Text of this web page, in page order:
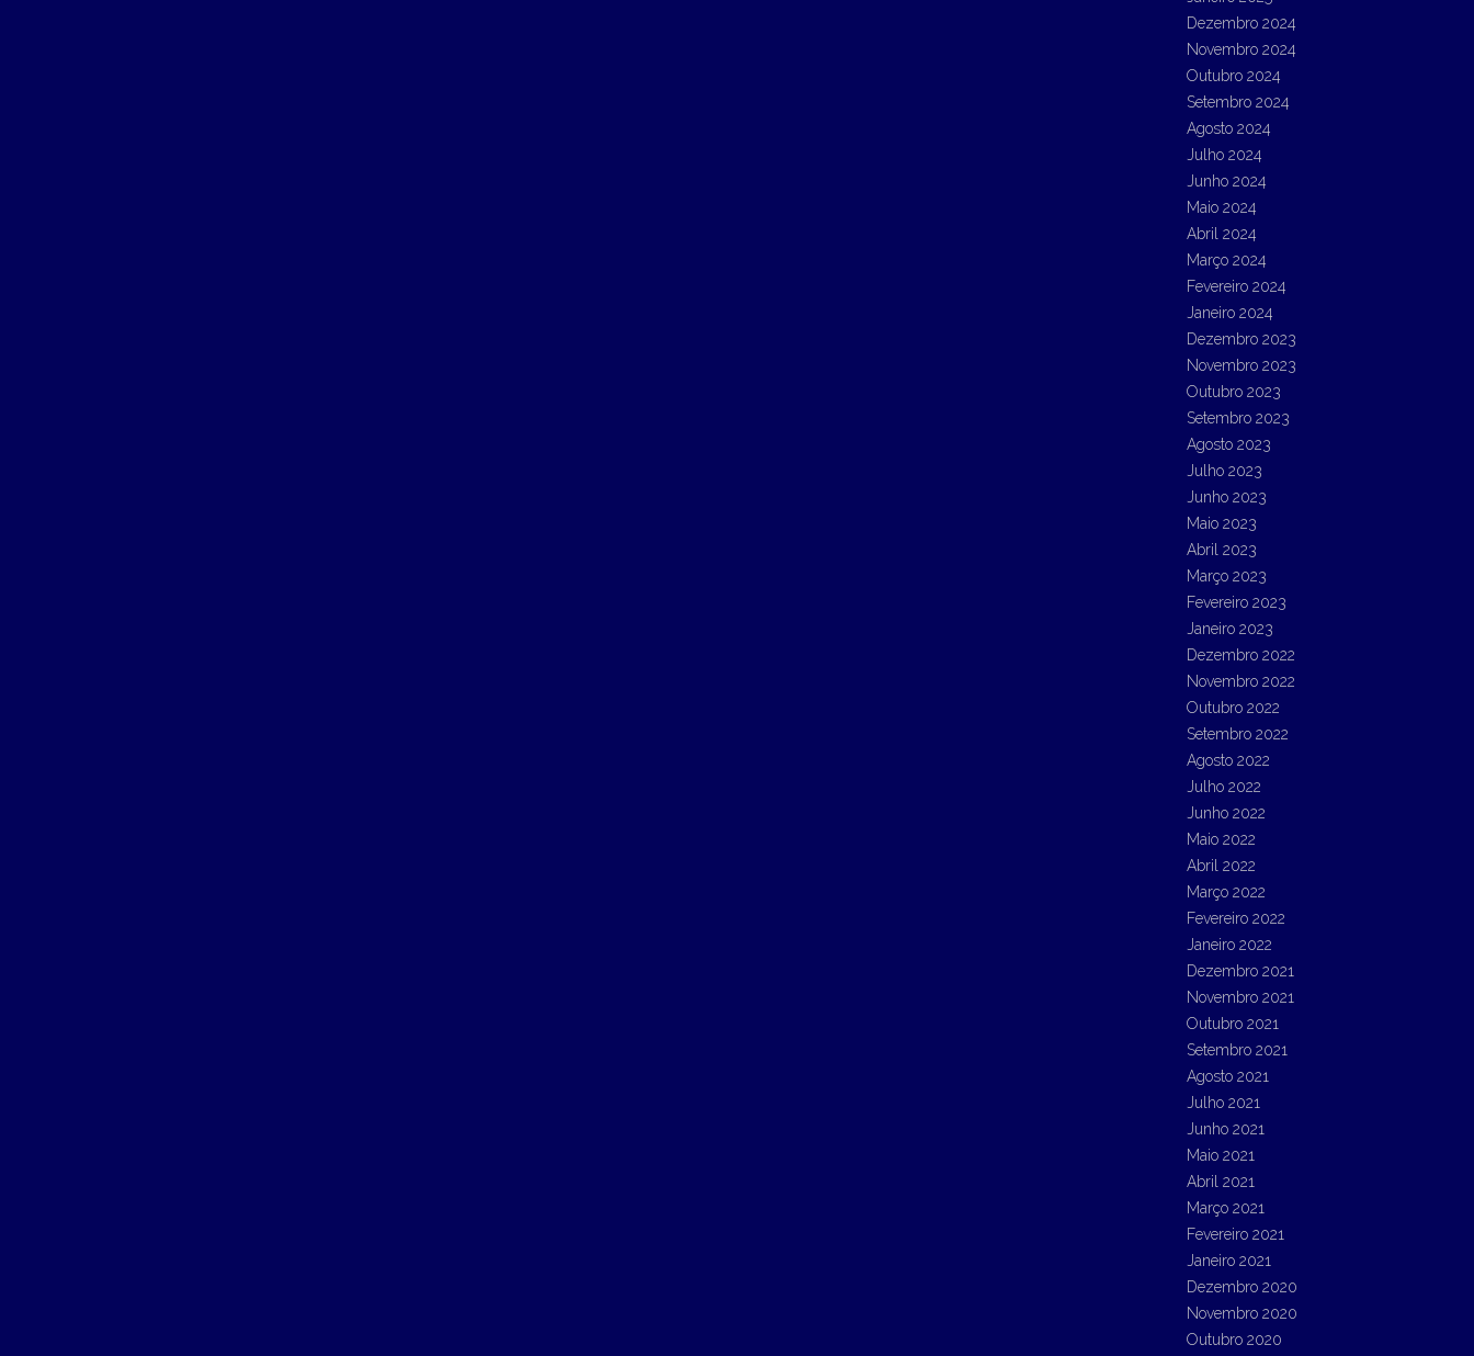
Dezembro 2024
Novembro 2024
Outubro 2024
Setembro 2024
Agosto 2024
Julho 2024
Junho 2024
Maio 2024
Abril 2024
Março 2024
Fevereiro 2024
Janeiro 2024
Dezembro 2023
Novembro 2023
Outubro 2023
Setembro 2023
Agosto 2023
Julho 2023
Junho 2023
Maio 2023
Abril 2023
Março 2023
Fevereiro 2023
Janeiro 2023
Dezembro 2022
Novembro 2022
Outubro 2022
Setembro 2022
Agosto 2022
Julho 2022
Junho 2022
Maio 2022
Abril 2022
Março 2022
Fevereiro 2022
Janeiro 2022
Dezembro 2021
Novembro 2021
Outubro 2021
Setembro 2021
Agosto 2021
Julho 2021
Junho 2021
Maio 2021
Abril 2021
Março 2021
Fevereiro 2021
Janeiro 2021
Dezembro 2020
Novembro 2020
Outubro 2020